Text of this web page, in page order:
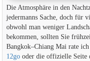
Die Atmosphäre in den
jedermanns Sache, doch für
obwohl man weniger
bekommen, sollten Sie
Bangkok–Chiang Mai rate
12gooder die offizielle Seite